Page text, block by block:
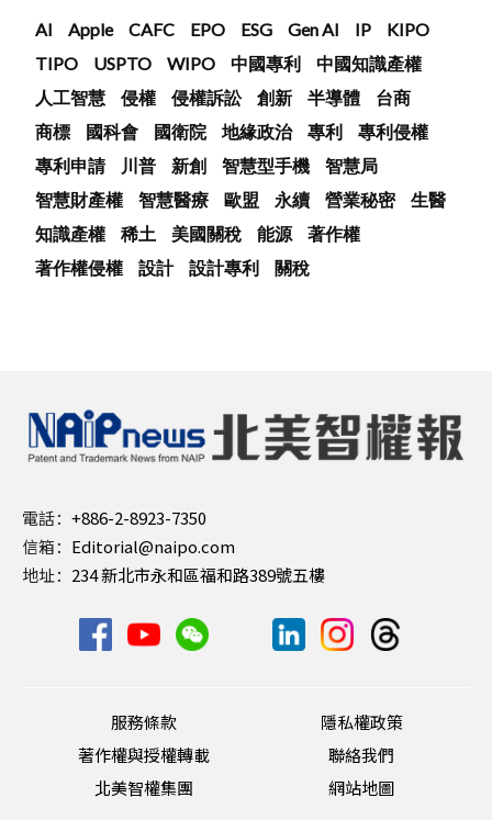
AI Apple CAFC EPO ESG Gen AI IP
KIPO
TIPO
USPTO WIPO 中國專利
中國知識產權
人工智慧
侵權 侵權訴訟 創新 半導體
台商
商標
國科會 國衛院 地緣政治 專利
專利侵權
專利申請
川普 新創 智慧型手機
智慧局
智慧財產權
智慧醫療 歐盟 永續 營業秘密
生醫
知識產權
稀土 美國關稅 能源
著作權
著作權侵權
設計 設計專利 關稅
電話： +886-2-8923-7350
信箱： Editorial@naipo.com
地址： 234 新北市永和區福和路389號五樓
服務條款
隱私權政策
著作權與授權轉載
聯絡我們
北美智權集團
網站地圖